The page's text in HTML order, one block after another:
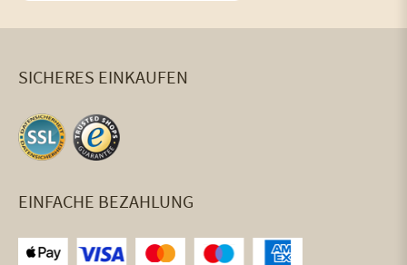
SICHERES EINKAUFEN
EINFACHE BEZAHLUNG